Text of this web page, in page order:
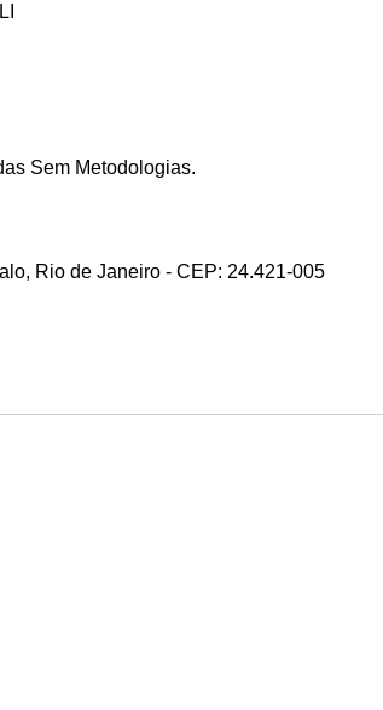
Sem Metodologias.
Rio de Janeiro - CEP: 24.421-005